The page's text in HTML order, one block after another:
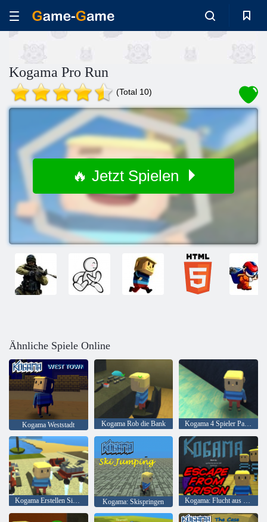
Kogama Pro Run
(Total 10)
🔥 Jetzt Spielen
Ähnliche Spiele Online
Kogama Weststadt Kogama Rob die Bank Kogama 4 Spieler Parkour
Kogama Erstellen Sie Ihr Haus Kogama: Skispringen Kogama: Flucht aus dem Gefängnis